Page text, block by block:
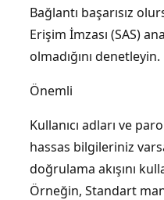
Bağlantı başarısız
Erişim İmzası (SAS)
olmadığını denetleyin.
Önemli
Kullanıcı adları ve
hassas bilgileriniz
doğrulama akışını
Örneğin, Standart